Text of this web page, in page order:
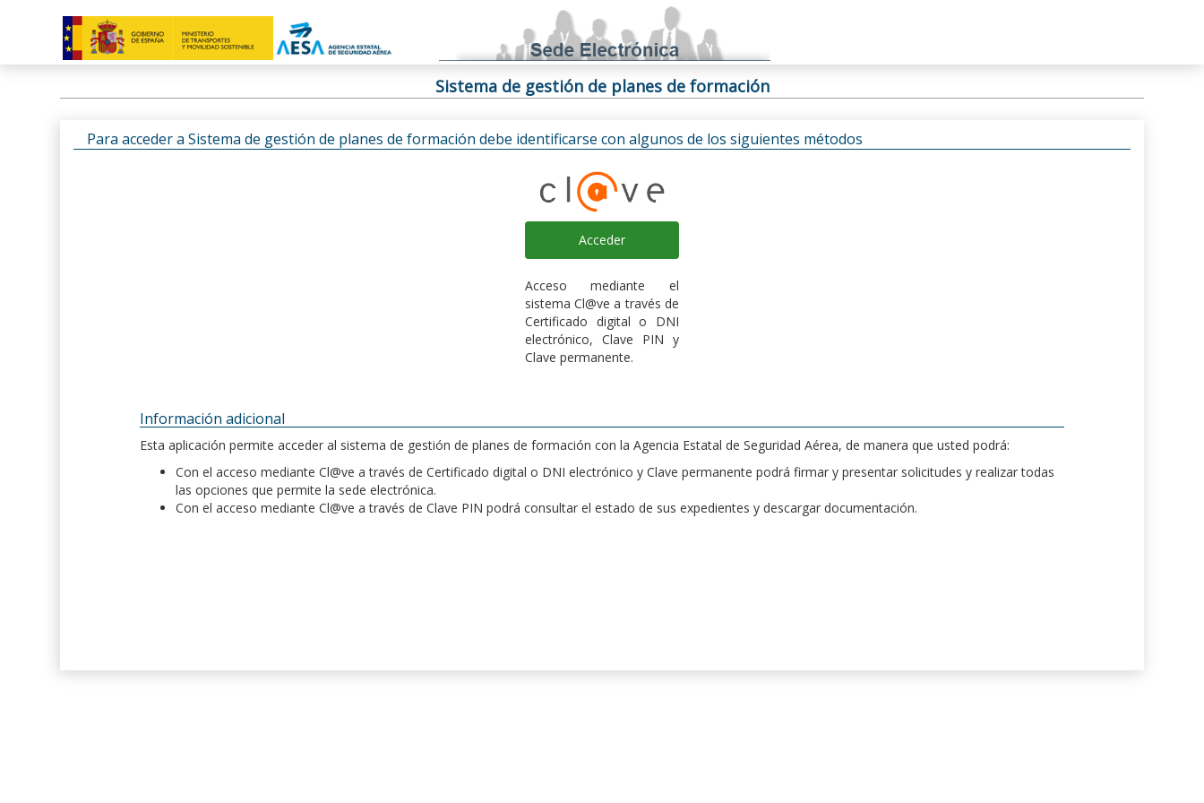
Sistema de gestión de planes de formación
Para acceder a Sistema de gestión de planes de formación debe identificarse con algunos de los siguientes métodos
Acceder
Acceso mediante el
sistema Cl@ve a través de
Certificado digital o DNI
electrónico, Clave PIN y
Clave permanente.
Información adicional
Esta aplicación permite acceder al sistema de gestión de planes de formación con la Agencia Estatal de Seguridad Aérea, de manera que usted podrá:
Con el acceso mediante Cl@ve a través de Certificado digital o DNI electrónico y Clave permanente podrá firmar y presentar solicitudes y realizar todas
las opciones que permite la sede electrónica.
Con el acceso mediante Cl@ve a través de Clave PIN podrá consultar el estado de sus expedientes y descargar documentación.